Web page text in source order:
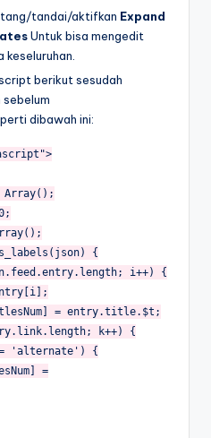
tandai/aktifkan Expand
Untuk bisa mengedit
berikut sesudah
sebelum
dibawah ini:
Array();
{
i++) {
= entry.title.$t;
k++) {
'alternate') {
=